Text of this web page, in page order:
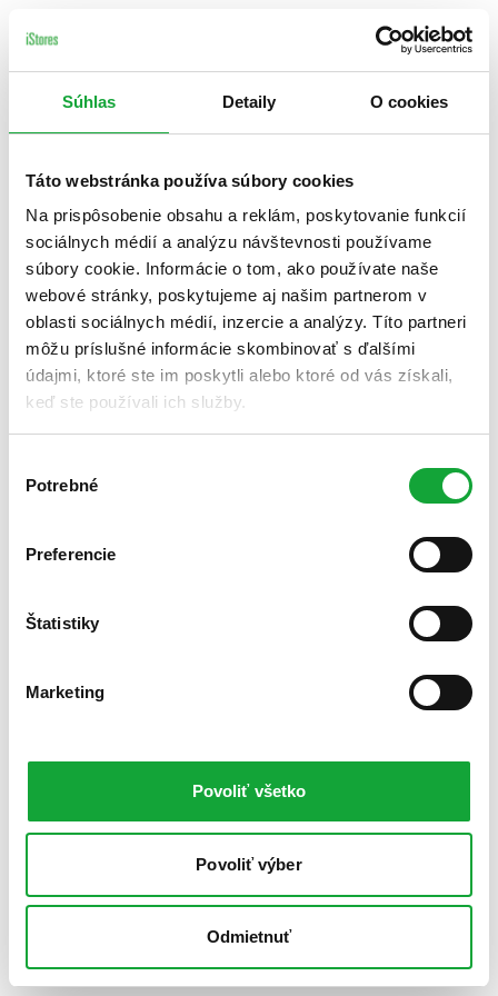
Súhlas Detaily O cookies
Táto webstránka používa súbory cookies
Na prispôsobenie obsahu a reklám, poskytovanie funkcií
sociálnych médií a analýzu návštevnosti používame
súbory cookie. Informácie o tom, ako používate naše
webové stránky, poskytujeme aj našim partnerom v
oblasti sociálnych médií, inzercie a analýzy. Títo partneri
môžu príslušné informácie skombinovať s ďalšími
údajmi, ktoré ste im poskytli alebo ktoré od vás získali,
keď ste používali ich služby.
súhlasu
Potrebné
Preferencie
Štatistiky
Marketing
Povoliť všetko
Povoliť výber
Odmietnuť